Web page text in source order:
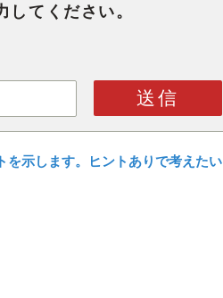
てください。
送信
を示します。ヒントありで考えたい